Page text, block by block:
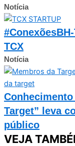
Notícia
TCX
Notícia
Target” leva
público
VEJA